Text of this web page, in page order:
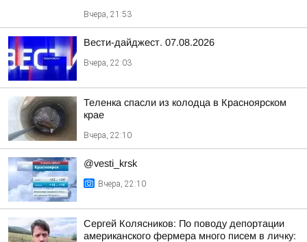
Вчера, 21:53
Вести-дайджест. 07.08.2026
Вчера, 22:03
Теленка спасли из колодца в Красноярском
крае
Вчера, 22:10
@vesti_krsk
Вчера, 22:10
Сергей Колясников: По поводу депортации
американского фермера много писем в личку: